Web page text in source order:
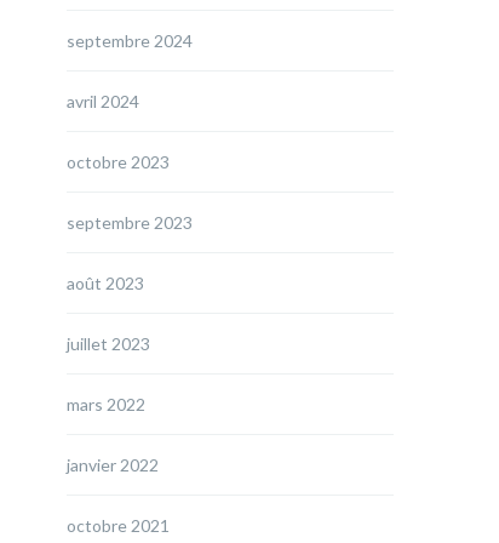
septembre 2024
avril 2024
octobre 2023
septembre 2023
août 2023
juillet 2023
mars 2022
janvier 2022
octobre 2021